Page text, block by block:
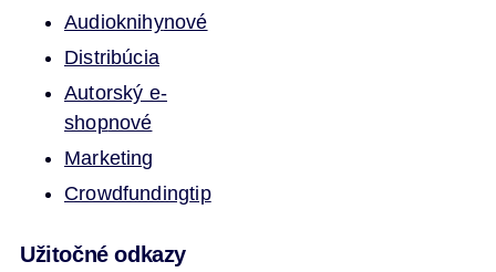
Audioknihynové
Distribúcia
Autorský e-
shopnové
Marketing
Crowdfundingtip
Užitočné odkazy